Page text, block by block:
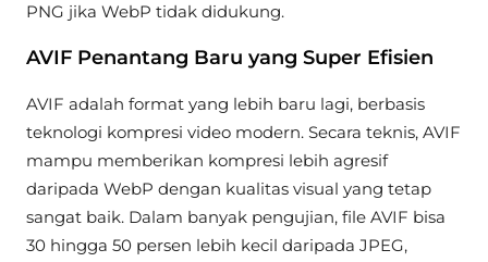
PNG jika WebP tidak didukung.
AVIF Penantang Baru yang Super Efisien
AVIF adalah format yang lebih baru lagi, berbasis
teknologi kompresi video modern. Secara teknis, AVIF
mampu memberikan kompresi lebih agresif
daripada WebP dengan kualitas visual yang tetap
sangat baik. Dalam banyak pengujian, file AVIF bisa
30 hingga 50 persen lebih kecil daripada JPEG,